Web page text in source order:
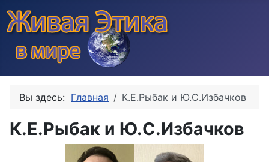
Вы здесь: Главная К.Е.Рыбак и Ю.С.Избачков
К.Е.Рыбак и Ю.С.Избачков